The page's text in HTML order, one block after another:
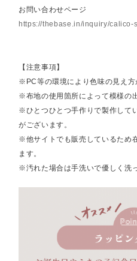
お問い合わせページ
https://thebase.in/inquiry/calico-
【注意事項】
※PC等の環境により色味の見え方
※布地の使用箇所によって模様の
※ひとつひとつ手作りで製作して
がございます。
※他サイトでも販売しているため
ます。
※汚れた場合は手洗いで優しく洗